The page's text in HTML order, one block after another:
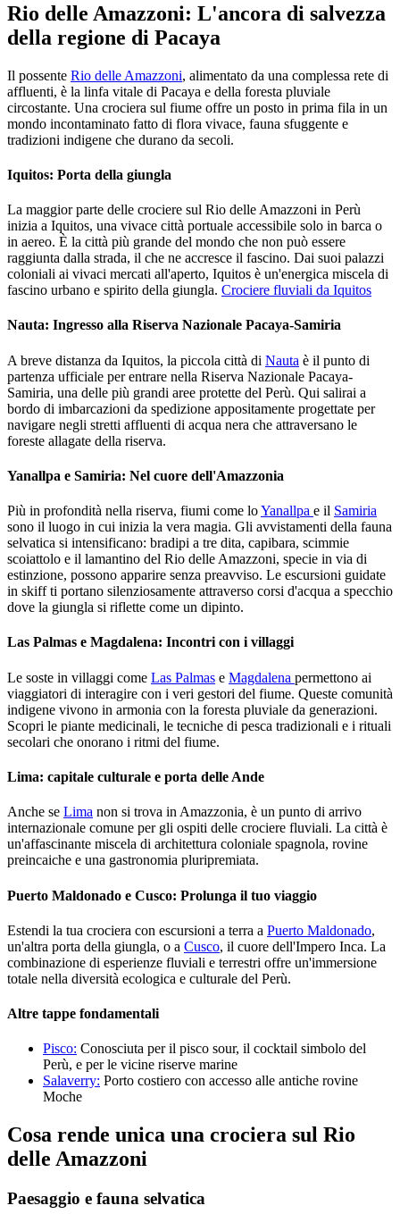
Rio delle Amazzoni: L'ancora di salvezza
della regione di Pacaya
Il possente Rio delle Amazzoni, alimentato da una complessa rete di
affluenti, è la linfa vitale di Pacaya e della foresta pluviale
circostante. Una crociera sul fiume offre un posto in prima fila in un
mondo incontaminato fatto di flora vivace, fauna sfuggente e
tradizioni indigene che durano da secoli.
Iquitos: Porta della giungla
La maggior parte delle crociere sul Rio delle Amazzoni in Perù
inizia a Iquitos, una vivace città portuale accessibile solo in barca o
in aereo. È la città più grande del mondo che non può essere
raggiunta dalla strada, il che ne accresce il fascino. Dai suoi palazzi
coloniali ai vivaci mercati all'aperto, Iquitos è un'energica miscela di
fascino urbano e spirito della giungla. Crociere fluviali da Iquitos
Nauta: Ingresso alla Riserva Nazionale Pacaya-Samiria
A breve distanza da Iquitos, la piccola città di Nauta è il punto di
partenza ufficiale per entrare nella Riserva Nazionale Pacaya-
Samiria, una delle più grandi aree protette del Perù. Qui salirai a
bordo di imbarcazioni da spedizione appositamente progettate per
navigare negli stretti affluenti di acqua nera che attraversano le
foreste allagate della riserva.
Yanallpa e Samiria: Nel cuore dell'Amazzonia
Più in profondità nella riserva, fiumi come loYanallpa e il Samiria
sono il luogo in cui inizia la vera magia. Gli avvistamenti della fauna
selvatica si intensificano: bradipi a tre dita, capibara, scimmie
scoiattolo e il lamantino del Rio delle Amazzoni, specie in via di
estinzione, possono apparire senza preavviso. Le escursioni guidate
in skiff ti portano silenziosamente attraverso corsi d'acqua a specchio
dove la giungla si riflette come un dipinto.
Las Palmas e Magdalena: Incontri con i villaggi
Le soste in villaggi come Las Palmas e Magdalena permettono ai
viaggiatori di interagire con i veri gestori del fiume. Queste comunità
indigene vivono in armonia con la foresta pluviale da generazioni.
Scopri le piante medicinali, le tecniche di pesca tradizionali e i rituali
secolari che onorano i ritmi del fiume.
Lima: capitale culturale e porta delle Ande
Anche se Lima non si trova in Amazzonia, è un punto di arrivo
internazionale comune per gli ospiti delle crociere fluviali. La città è
un'affascinante miscela di architettura coloniale spagnola, rovine
preincaiche e una gastronomia pluripremiata.
Puerto Maldonado e Cusco: Prolunga il tuo viaggio
Estendi la tua crociera con escursioni a terra a Puerto Maldonado,
un'altra porta della giungla, o a Cusco, il cuore dell'Impero Inca. La
combinazione di esperienze fluviali e terrestri offre un'immersione
totale nella diversità ecologica e culturale del Perù.
Altre tappe fondamentali
Pisco: Conosciuta per il pisco sour, il cocktail simbolo del
Perù, e per le vicine riserve marine
Salaverry: Porto costiero con accesso alle antiche rovine
Moche
Cosa rende unica una crociera sul Rio
delle Amazzoni
Paesaggio e fauna selvatica